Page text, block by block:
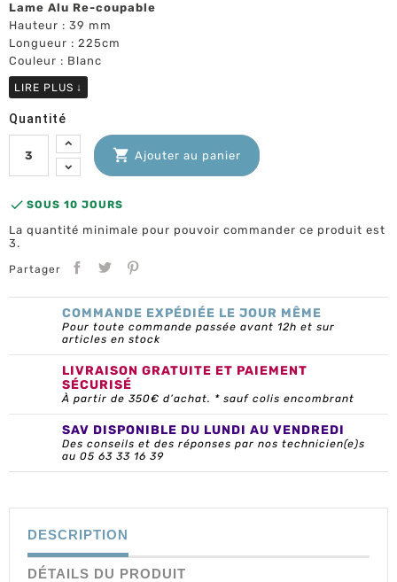
Lame Alu Re-coupable
Hauteur : 39 mm
Longueur : 225cm
Couleur : Blanc
LIRE PLUS ↓
Quantité
 Ajouter au panier
 SOUS 10 JOURS
La quantité minimale pour pouvoir commander ce produit est
3.
Partager
COMMANDE EXPÉDIÉE LE JOUR MÊME
Pour toute commande passée avant 12h et sur
articles en stock
LIVRAISON GRATUITE ET PAIEMENT
SÉCURISÉ
À partir de 350€ d’achat. * sauf colis encombrant
SAV DISPONIBLE DU LUNDI AU VENDREDI
Des conseils et des réponses par nos technicien(e)s
au 05 63 33 16 39
DESCRIPTION
DÉTAILS DU PRODUIT